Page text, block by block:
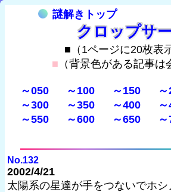
謎解きトップ
クロップサ
■（1ページに20枚表
■ （背景色がある記事は
～050 ～100 ～150
～300
～350 ～400
～550
～600 ～650
No.132
2002/4/21
太陽系の星達が手をつないでホシ